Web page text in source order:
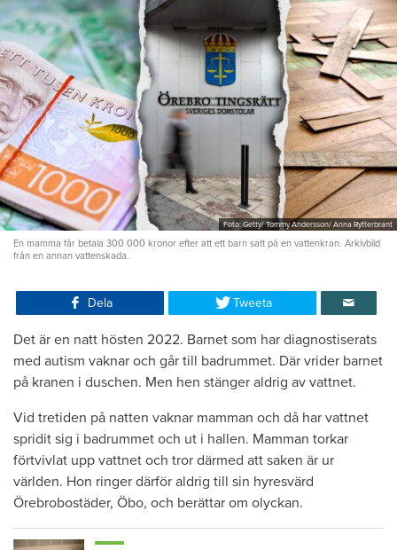
Foto: Getty/ Tommy Andersson/ Anna Rytterbrant
En mamma får betala 300 000 kronor efter att ett barn satt på en vattenkran. Arkivbild
från en annan vattenskada.
Dela Tweeta
Det är en natt hösten 2022. Barnet som har diagnostiserats
med autism vaknar och går till badrummet. Där vrider barnet
på kranen i duschen. Men hen stänger aldrig av vattnet.
Vid tretiden på natten vaknar mamman och då har vattnet
spridit sig i badrummet och ut i hallen. Mamman torkar
förtvivlat upp vattnet och tror därmed att saken är ur
världen. Hon ringer därför aldrig till sin hyresvärd
Örebrobostäder, Öbo, och berättar om olyckan.